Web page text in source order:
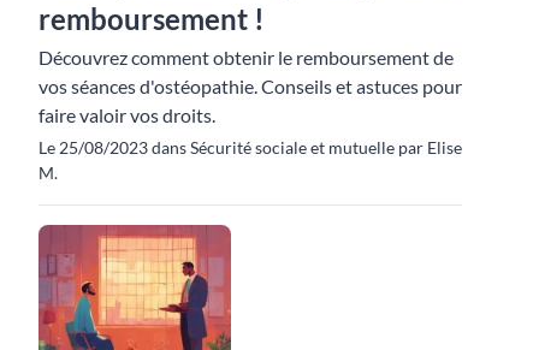
remboursement !
Découvrez comment obtenir le remboursement de
vos séances d'ostéopathie. Conseils et astuces pour
faire valoir vos droits.
Le 25/08/2023 dans Sécurité sociale et mutuelle par Elise
M.